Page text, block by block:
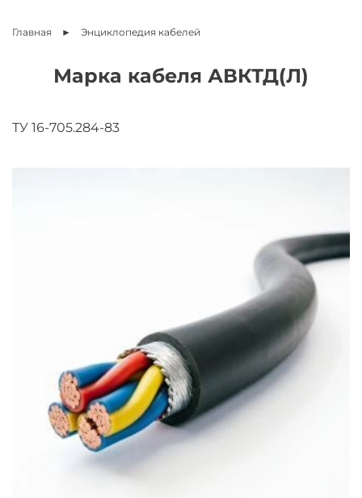
Главная Энциклопедия кабелей
Марка кабеля АВКТД(Л)
ТУ 16-705.284-83